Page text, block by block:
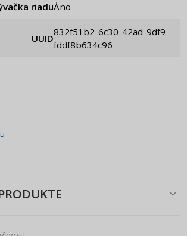
riadu Áno
UUID
832f51b2-6c30-42ad-9df9-
fddf8b634c96